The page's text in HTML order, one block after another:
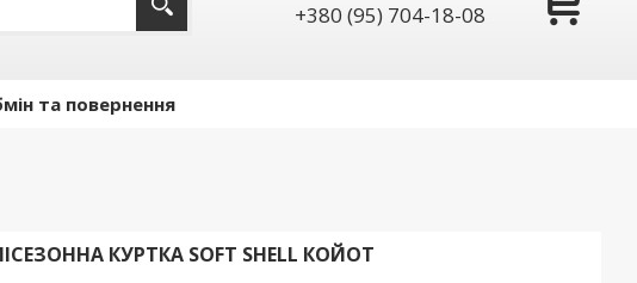
+380 (95) 704-18-08
та повернення
КУРТКА SOFT SHELL КОЙОТ